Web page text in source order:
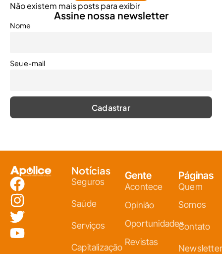
Não existem mais posts para exibir
Assine nossa newsletter
Nome
Seu e-mail
Notícias
Seguros
Saúde
Serviços
Capitalização
Gente
Acontece
Opinião
Oportunidades
Revistas
Páginas
Quem
Somos
Contato
Newsletter